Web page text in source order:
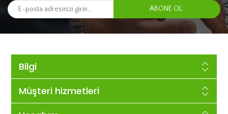
Bilgi
Müşteri hizmetleri